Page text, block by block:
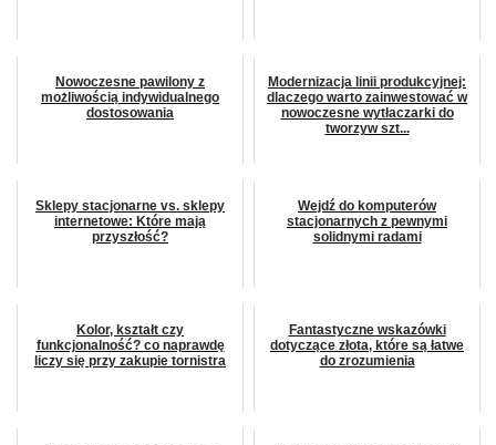
Nowoczesne pawilony z
możliwością indywidualnego
dostosowania
Modernizacja linii produkcyjnej:
dlaczego warto zainwestować w
nowoczesne wytłaczarki do
tworzyw szt...
Sklepy stacjonarne vs. sklepy
internetowe: Które mają
przyszłość?
Wejdź do komputerów
stacjonarnych z pewnymi
solidnymi radami
Kolor, kształt czy
funkcjonalność? co naprawdę
liczy się przy zakupie tornistra
Fantastyczne wskazówki
dotyczące złota, które są łatwe
do zrozumienia